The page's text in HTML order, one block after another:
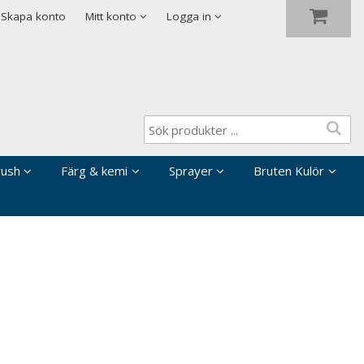
Skapa konto Mitt konto Logga in
Färg & kemi Sprayer
Bruten Kulör